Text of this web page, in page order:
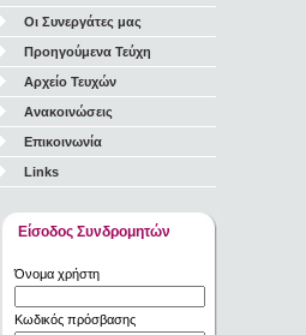
Οι Συνεργάτες μας
Προηγούμενα Τεύχη
Αρχείο Τευχών
Ανακοινώσεις
Επικοινωνία
Links
Είσοδος Συνδρομητών
Όνομα χρήστη
Κωδικός πρόσβασης